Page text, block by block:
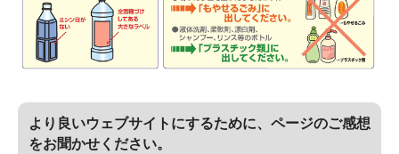
より良いウェブサイトにするために、ページのご感想
をお聞かせください。